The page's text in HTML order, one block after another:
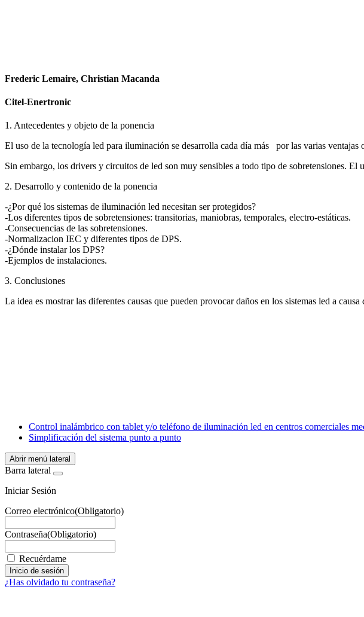
Frederic Lemaire, Christian Macanda
Citel-Enertronic
1. Antecedentes y objeto de la ponencia
El uso de la tecnología led para iluminación se desarrolla cada día más por las varias ventajas
Sin embargo, los drivers y circuitos de led son muy sensibles a todo tipo de sobretensiones. El
2. Desarrollo y contenido de la ponencia
-¿Por qué los sistemas de iluminación led necesitan ser protegidos?
-Los diferentes tipos de sobretensiones: transitorias, maniobras, temporales, electro-estáticas.
-Consecuencias de las sobretensiones.
-Normalizacion IEC y diferentes tipos de DPS.
-¿Dónde instalar los DPS?
-Ejemplos de instalaciones.
3. Conclusiones
La idea es mostrar las diferentes causas que pueden provocar daños en los sistemas led a
WhatsApp
Control inalámbrico con tablet y/o teléfono de iluminación led en centros comerciales
Simplificación del sistema punto a punto
Abrir menú lateral
Barra lateral
Iniciar Sesión
Correo electrónico(Obligatorio)
Contraseña(Obligatorio)
Recuérdame
¿Has olvidado tu contraseña?